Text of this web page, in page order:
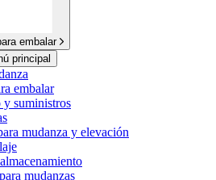
embalar
principal
embalar
y suministros
mudanza y elevación
mudanzas